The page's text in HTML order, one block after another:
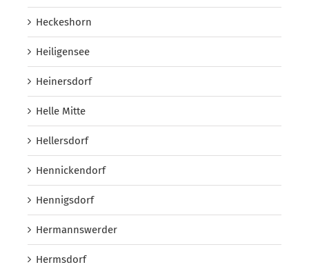
Heckeshorn
Heiligensee
Heinersdorf
Helle Mitte
Hellersdorf
Hennickendorf
Hennigsdorf
Hermannswerder
Hermsdorf